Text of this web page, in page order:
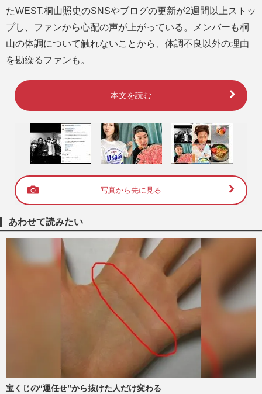
たWEST.桐山照史のSNSやブログの更新が2週間以上ストッ
プし、ファンから心配の声が上がっている。メンバーも桐
山の体調について触れないことから、体調不良以外の理由
を勘繰るファンも。
本文を読む
写真から先に見る
あわせて読みたい
宝くじの“運任せ”から抜けた人だけ変わる